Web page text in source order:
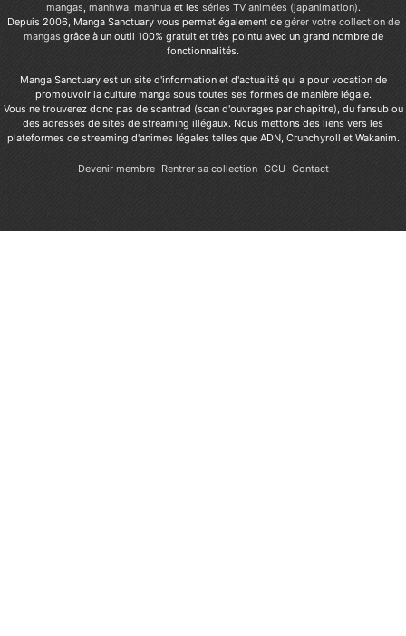
mangas, manhwa, manhuaet les séries TV animées (japanimation).
Depuis 2006, Manga Sanctuary vous permet également de gérer votre collection de
mangas grâce à un outil 100% gratuit et très pointu avec un grand nombre de
fonctionnalités.
Manga Sanctuary est un site d'information et d'actualité qui a pour vocation de
promouvoir la culture manga sous toutes ses formes de manière légale.
Vous ne trouverez donc pas de scantrad (scan d'ouvrages par chapitre), du fansub ou
des adresses de sites de streaming illégaux. Nous mettons des liens vers les
plateformes de streaming d'animes légales telles que ADN, Crunchyroll et Wakanim.
Devenir membre Rentrer sa collection CGU Contact